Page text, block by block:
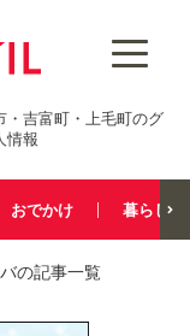
・吉富町・上毛町のグ
情報
おでかけ 暮らし
の記事一覧